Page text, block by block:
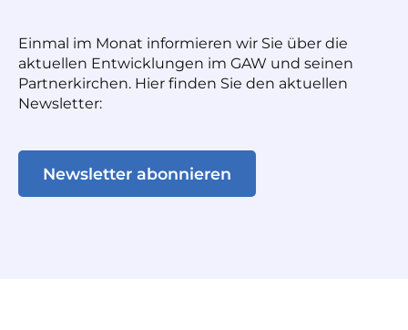
Einmal im Monat informieren wir Sie über die
aktuellen Entwicklungen im GAW und seinen
Partnerkirchen. Hier finden Sie den aktuellen
Newsletter:
Newsletter abonnieren